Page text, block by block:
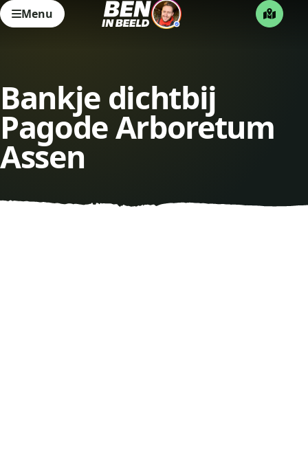
Menu
Bankje dichtbij
Pagode Arboretum
Assen